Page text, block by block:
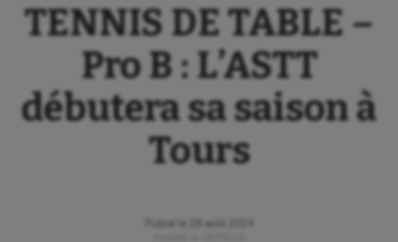
TENNIS DE TABLE –
Pro B : L’ASTT
débutera sa saison à
Tours
Publié le
28 août 2024